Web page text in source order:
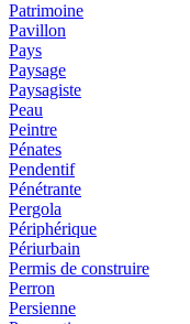
Patrimoine
Pavillon
Pays
Paysage
Paysagiste
Peau
Peintre
Pénates
Pendentif
Pénétrante
Pergola
Périphérique
Périurbain
Permis de construire
Perron
Persienne